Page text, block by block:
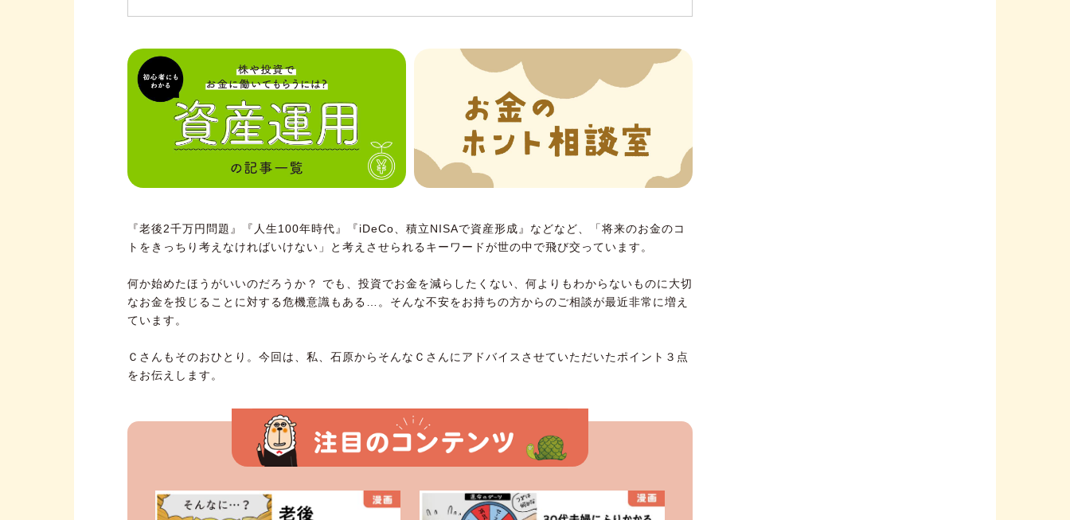
『老後2千万円問題』『人生100年時代』『iDeCo、積立NISAで資産形成』などなど、「将来のお金のコ
トをきっちり考えなければいけない」と考えさせられるキーワードが世の中で飛び交っています。
何か始めたほうがいいのだろうか？ でも、投資でお金を減らしたくない、何よりもわからないものに大切
なお金を投じることに対する危機意識もある…。そんな不安をお持ちの方からのご相談が最近非常に増え
ています。
Ｃさんもそのおひとり。今回は、私、石原からそんなＣさんにアドバイスさせていただいたポイント３点
をお伝えします。